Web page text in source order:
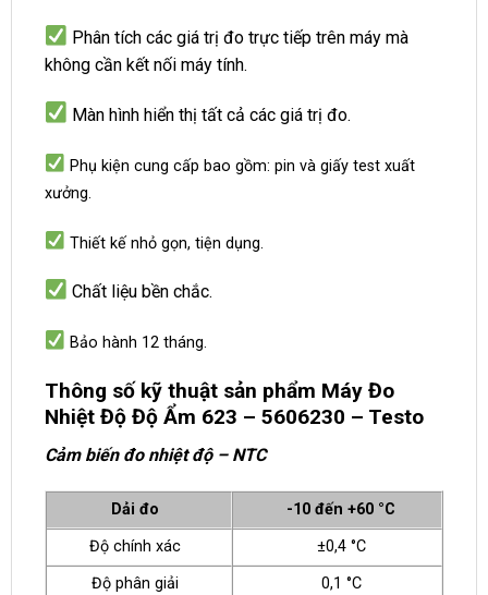
Phân tích các giá trị đo trực tiếp trên máy mà
không cần kết nối máy tính.
Màn hình hiển thị tất cả các giá trị đo.
Phụ kiện cung cấp bao gồm: pin và giấy test xuất
xưởng.
Thiết kế nhỏ gọn, tiện dụng.
Chất liệu bền chắc.
Bảo hành 12 tháng.
Thông số kỹ thuật sản phẩm Máy Đo
Nhiệt Độ Độ Ẩm 623 – 5606230 – Testo
Cảm biến đo nhiệt độ – NTC
Dải đo
-10 đến +60 °C
Độ chính xác
±0,4 °C
Độ phân giải
0,1 °C